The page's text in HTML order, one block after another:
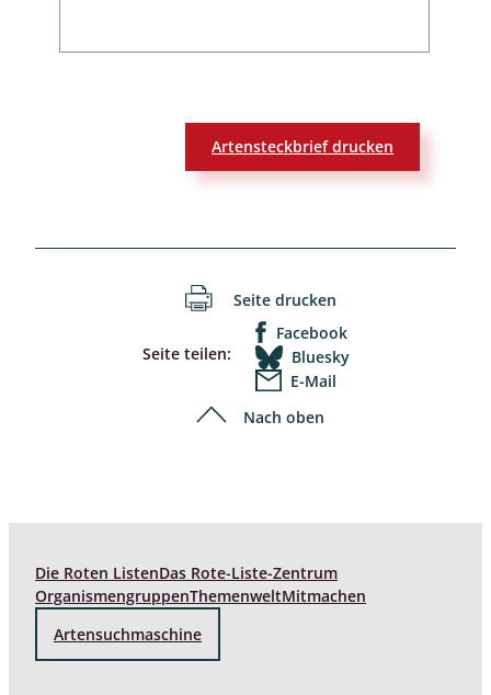
Artensteckbrief drucken
Seite drucken
Seite teilen:
Facebook
Bluesky
E-Mail
Nach oben
Die Roten ListenDas Rote-Liste-Zentrum
OrganismengruppenThemenweltMitmachen
Artensuchmaschine